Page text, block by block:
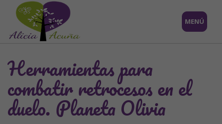
Saltar
contenido
MENÚ
Herramientas para
combatir retrocesos en el
duelo. Planeta Olivia